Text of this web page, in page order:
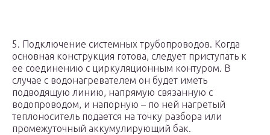
5. Подключение системных трубопроводов. Когда
основная конструкция готова, следует приступать к
ее соединению с циркуляционным контуром. В
случае с водонагревателем он будет иметь
подводящую линию, напрямую связанную с
водопроводом, и напорную – по ней нагретый
теплоноситель подается на точку разбора или
промежуточный аккумулирующий бак.